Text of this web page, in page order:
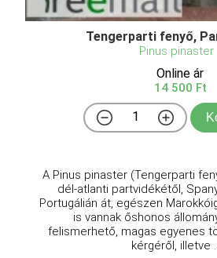
Tengerparti fenyő,
Pinus pinaster
Online ár
14 500 Ft
A Pinus pinaster (Tengerparti
dél-atlanti partvidékétől,
Portugálián át, egészen
is vannak őshonos
felismerhető, magas egyenes
kérgéről, illetve